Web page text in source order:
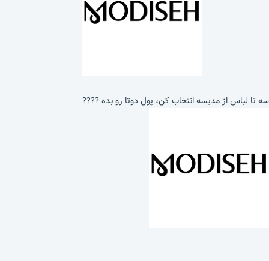
سه تا لباس از مدیسه انتخاب کن، پول دوتا رو بده ????